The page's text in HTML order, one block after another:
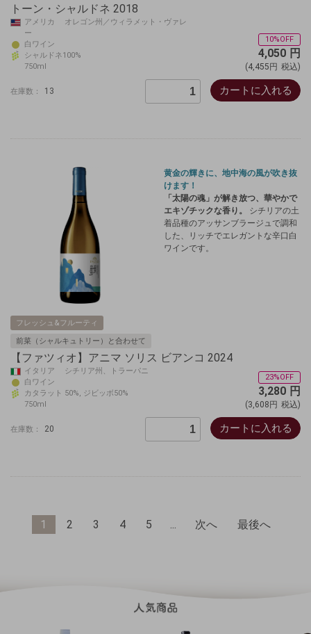
トーン・シャルドネ 2018
アメリカ オレゴン州／ウィラメット・ヴァレ
ー
白ワイン
シャルドネ100%
750ml
10%OFF
4,050 円
(4,455円 税込)
在庫数： 13 カートに入れる
黄金の輝きに、地中海の風が吹き抜
けます！
「太陽の魂」が解き放つ、華やかで
エキゾチックな香り。
シチリアの土
着品種のアッサンブラージュで調和
した、リッチでエレガントな辛口白
ワインです。
フレッシュ&フルーティ
前菜（シャルキュトリー）と合わせて
【ファツィオ】アニマ ソリス ビアンコ 2024
イタリア シチリア州、トラーパニ
白ワイン
カタラット 50%, ジビッボ50%
750ml
23%OFF
3,280 円
(3,608円 税込)
在庫数： 20 カートに入れる
1 2 3 4 5 ... 次へ 最後へ